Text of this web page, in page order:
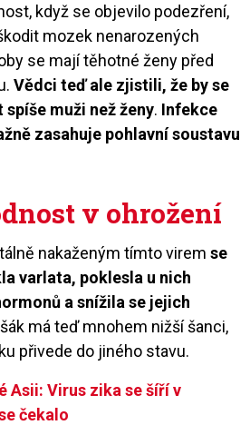
když se objevilo podezření,
mozek nenarozených
se mají těhotné ženy před
Vědci teď ale zjistili, že by se
muži než ženy. Infekce
zasahuje pohlavní soustavu
v ohrožení
nakaženým tímto virem se
varlata, poklesla u nich
a snížila se jejich
má teď mnohem nižší šanci,
přivede do jiného stavu.
Asii: Virus zika se šíří v
čekalo